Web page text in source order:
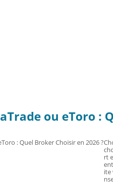
ou eToro :
rt
ite